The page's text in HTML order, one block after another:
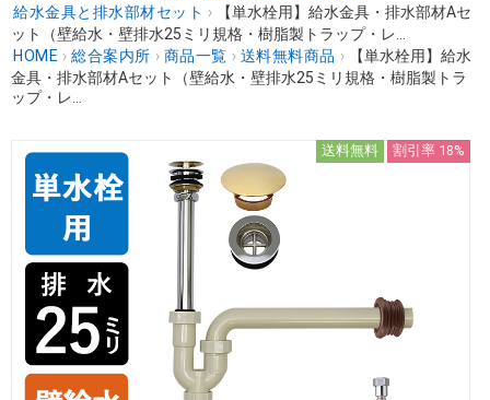
給水金具と排水部材セット ›
【単水栓用】給水金具・排水部材Aセ
ット（壁給水・壁排水25ミリ規格・樹脂製トラップ・レ...
HOME › 総合案内所 › 商品一覧 › 送料無料商品 ›
【単水栓用】給水
金具・排水部材Aセット（壁給水・壁排水25ミリ規格・樹脂製トラ
ップ・レ...
送料無料 割引率 18%